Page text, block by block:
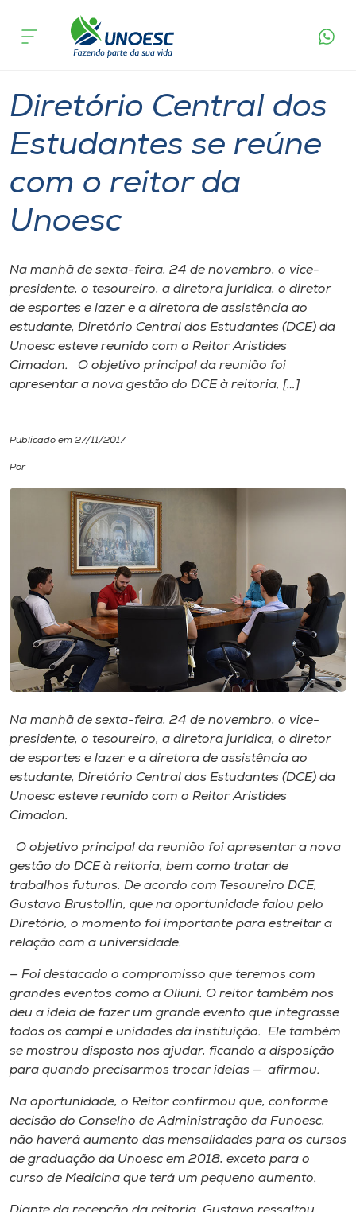
Cursos
Pesquisa
Atendimento ao Estudante
Portal de Ensino
A
Unoesc
Internacionalização
I.nova
Diplomados
Cultura
Biblioteca
Editora
Rádio
Museu
Unoesc
Store
Selecione
o idioma
A+
acontece
Diretório Central dos
Estudantes se reúne
com o reitor da
Unoesc
Na manhã de sexta-feira, 24 de novembro, o vice-
presidente, o tesoureiro, a diretora jurídica, o diretor
de esportes e lazer e a diretora de assistência ao
estudante, Diretório Central dos Estudantes (DCE) da
Unoesc esteve reunido com o Reitor Aristides
Cimadon. O objetivo principal da reunião foi
apresentar a nova gestão do DCE à reitoria, […]
Publicado em 27/11/2017
Por
Na manhã de sexta-feira, 24 de novembro, o vice-
presidente, o tesoureiro, a diretora jurídica, o diretor
de esportes e lazer e a diretora de assistência ao
estudante, Diretório Central dos Estudantes (DCE) da
Unoesc esteve reunido com o Reitor Aristides
Cimadon.
O objetivo principal da reunião foi apresentar a nova
gestão do DCE à reitoria, bem como tratar de
trabalhos futuros. De acordo com Tesoureiro DCE,
Gustavo Brustollin, que na oportunidade falou pelo
Diretório, o momento foi importante para estreitar a
relação com a universidade.
— Foi destacado o compromisso que teremos com
grandes eventos como a Oliuni. O reitor também nos
deu a ideia de fazer um grande evento que integrasse
todos os campi e unidades da instituição. Ele também
se mostrou disposto nos ajudar, ficando a disposição
para quando precisarmos trocar ideias — afirmou.
Na oportunidade, o Reitor confirmou que, conforme
decisão do Conselho de Administração da Funoesc,
não haverá aumento das mensalidades para os cursos
de graduação da Unoesc em 2018, exceto para o
curso de Medicina que terá um pequeno aumento.